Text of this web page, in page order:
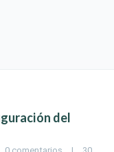
del